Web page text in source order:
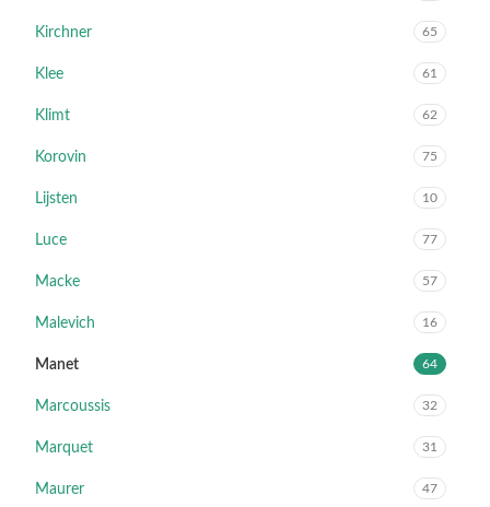
Kirchner 65
Klee 61
Klimt 62
Korovin 75
Lijsten 10
Luce 77
Macke 57
Malevich 16
Manet 64
Marcoussis 32
Marquet 31
Maurer 47